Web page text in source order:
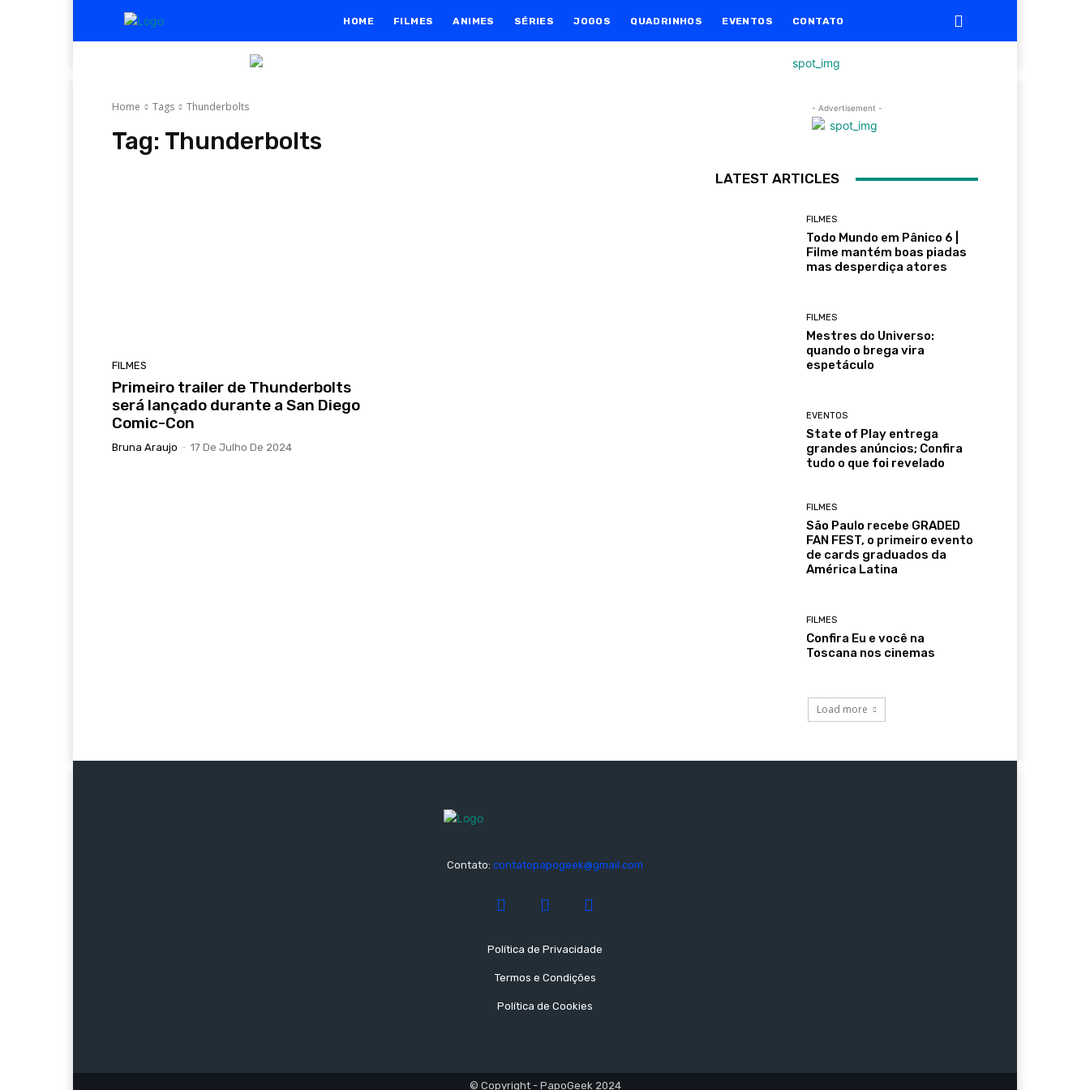
HOME FILMES ANIMES SÉRIES JOGOS QUADRINHOS EVENTOS CONTATO
Home Tags Thunderbolts
Tag: Thunderbolts
FILMES
Primeiro trailer de Thunderbolts
será lançado durante a San Diego
Comic-Con
Bruna Araujo - 17 De Julho De 2024
- Advertisement -
LATEST ARTICLES
FILMES
Todo Mundo em Pânico 6 |
Filme mantém boas piadas
mas desperdiça atores
FILMES
Mestres do Universo:
quando o brega vira
espetáculo
EVENTOS
State of Play entrega
grandes anúncios; Confira
tudo o que foi revelado
FILMES
São Paulo recebe GRADED
FAN FEST, o primeiro evento
de cards graduados da
América Latina
FILMES
Confira Eu e você na
Toscana nos cinemas
Load more
Contato: contatopapogeek@gmail.com
Política de Privacidade
Termos e Condições
Política de Cookies
© Copyright - PapoGeek 2024